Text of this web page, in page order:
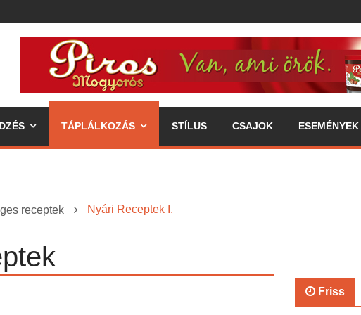
TÁPLÁLKOZÁS STÍLUS CSAJOK ESEMÉNYEK
az egészséges életmódhoz
annak fogyasztásával járó előnyök
receptek Nyári Receptek I.
Friss